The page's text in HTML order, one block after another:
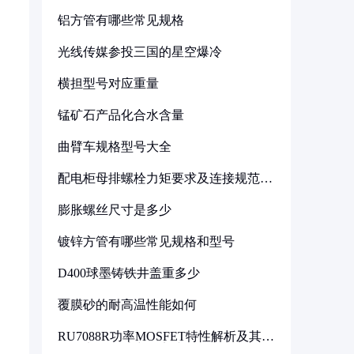
铝方管有哪些常见规格
光线传媒参投三国的星空爆冷
横担型号对应重量
锰矿石产品化合水含量
曲臂车规格型号大全
配电柜母排螺栓力矩要求及连接规范详
膨胀螺丝尺寸是多少
镀锌方管有哪些常见规格和型号
D400球墨铸铁井盖重多少
覆膜砂的耐高温性能如何
RU7088R功率MOSFET特性解析及其在